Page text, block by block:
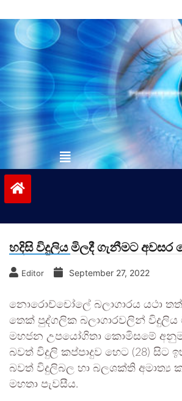
to
contentvinivida.lk
හදිසි විදුලිය මිලදී ගැනීමට අවසර
Editor September 27, 2022
නොරොච්චෝලේ බලාගාරය යථා
තෙක් පුද්ගලික බලාගාරවලින් විදුලිය
මහජන උපයෝගිතා කොමිසමේ
බවත් විදුලි කප්පාදුව හෙට (28) සිට
බවත් විදුලිබල හා බලශක්ති අමාත්‍ය
මහතා පැවසීය.